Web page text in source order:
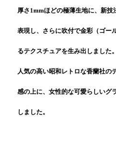
厚さ1mmほどの極薄生地に、新
表現し、さらに吹付で金彩（ゴー
るテクスチュアを生み出しました。
人気の高い昭和レトロな香蘭社の
感の上に、女性的な可愛らしいグ
しました。